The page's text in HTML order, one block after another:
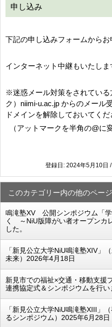
申し込み
下記の申し込みフォームからお
インターネット中継もいたしま
※迷惑メール対策をされてい
ク）niimi-u.ac.jp からのメール
ドメインを解除しておいてくだ
（アットマークを半角の@に
登録日: 2024年5月10日
このカテゴリー内の他のページ
鳴滝塾XV 公開シンポジウム「
く ～NiU版障がい者オープンカ
した。
「新見公立大学NiU鳴滝塾XIV」
未来）2026年4月18日
新見市での福祉×交通・移動支援
連携協定式＆シンポジウムを行い
「新見公立大学NiU鳴滝塾XIII」
るシンポジウム）2025年6月28日